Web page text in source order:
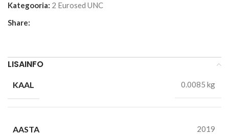
Kategooria: 2 Eurosed UNC
Share:
LISAINFO
KAAL 0.0085 kg
AASTA 2019